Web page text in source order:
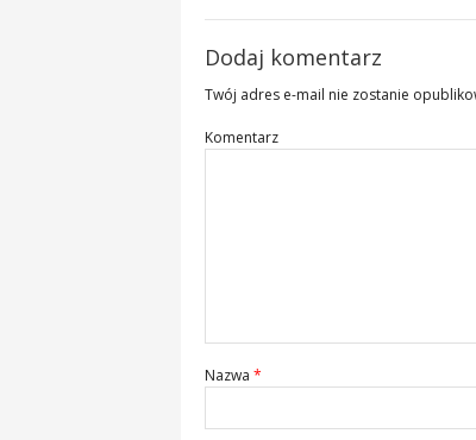
Dodaj komentarz
Twój adres e-mail nie zostanie
Komentarz
Nazwa *